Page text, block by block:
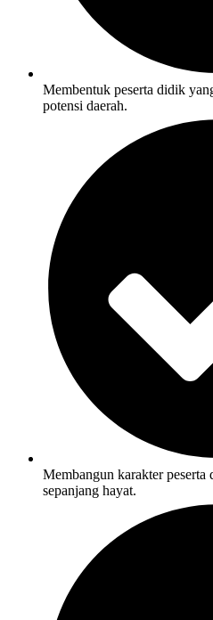
Membentuk peserta didik
potensi daerah.
Membangun karakter
sepanjang hayat.